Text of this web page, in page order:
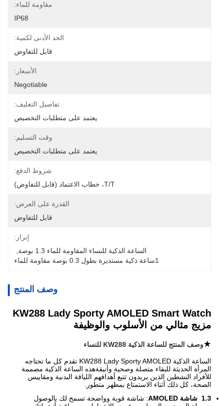
مقاومة للماء:
IP68
الحد الأدنى لكمية:
قابل للتفاوض
الأسعار:
Negotiable
تفاصيل التغليف:
يعتمد على متطلبات التخصيص
وقت التسليم:
يعتمد على متطلبات التخصيص
شروط الدفع:
T/T، خطاب الاعتماد (قابل للتفاوض)
القدرة على العرض:
قابل للتفاوض
إبراز:
الساعة الذكية للنساء المقاومة للماء 1.3 بوصة
1ساعة ذكية مستديرة بطول 0.3 بوصة مقاومة للماء
وصف المنتج
KW288 Lady Sporty AMOLED Smart Watch
مزيج مثالي من الأسلوب والوظيفة
★وصف المنتج للساعة الذكية KW288 للنساء
الساعة الذكية KW288 Lady Sporty AMOLED تقدم كل ما تحتاجه
المرأة الحديثة للبقاء متصلة وصحية وأنيقةهذه الساعة الذكية مصممة
للأفراد النشطين الذين يريدون تتبع أهدافهم اللياقة البدنية ومقاييس
الصحة، كل ذلك أثناء الاستمتاع بمظهر متطور.
1.3 ‬ شاشة AMOLED
: شاشة قوية وواضحة تسمح لك بالوصول